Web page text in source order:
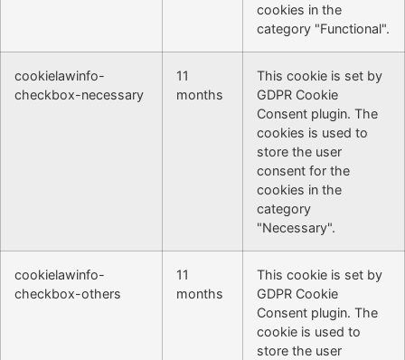
cookies in the
category "Functional".
cookielawinfo-
checkbox-necessary
11
months
This cookie is set by
GDPR Cookie
Consent plugin. The
cookies is used to
store the user
consent for the
cookies in the
category
"Necessary".
cookielawinfo-
checkbox-others
11
months
This cookie is set by
GDPR Cookie
Consent plugin. The
cookie is used to
store the user